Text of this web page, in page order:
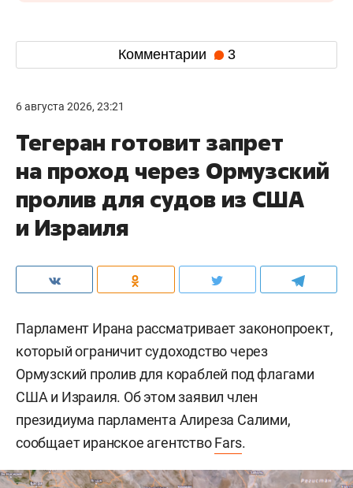
Комментарии 3
6 августа 2026, 23:21
Тегеран готовит запрет
на проход через Ормузский
пролив для судов из США
и Израиля
Парламент Ирана рассматривает законопроект,
который ограничит судоходство через
Ормузский пролив для кораблей под флагами
США и Израиля. Об этом заявил член
президиума парламента Алиреза Салими,
сообщает иранское агентствоFars.